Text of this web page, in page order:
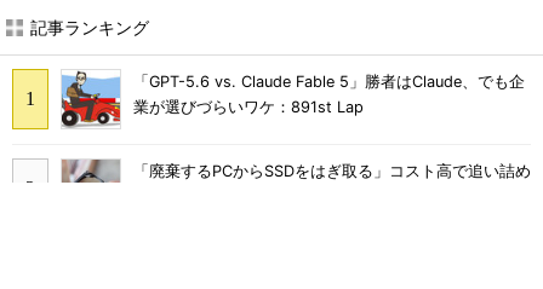
記事ランキング
「GPT-5.6 vs. Claude Fable 5」勝者はClaude、でも企
業が選びづらいワケ：891st Lap
「廃棄するPCからSSDをはぎ取る」コスト高で追い詰め